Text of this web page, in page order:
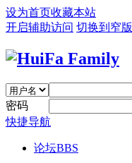
设为首页收藏本站
开启辅助访问 切换到窄版
密码
快捷导航
论坛BBS